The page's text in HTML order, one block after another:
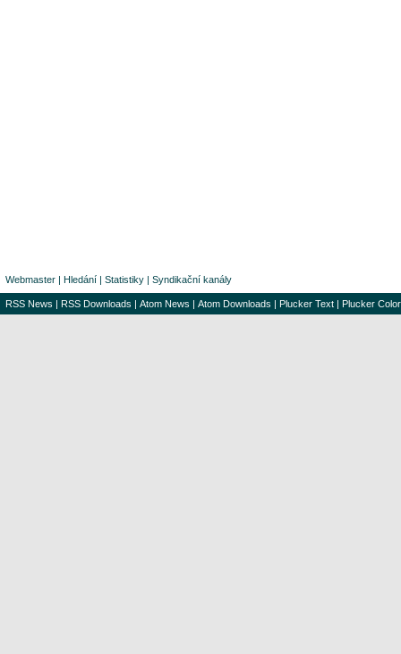
Webmaster | Hledání | Statistiky | Syndikační kanály
RSS News | RSS Downloads | Atom News | Atom Downloads | Plucker Text | Plucker Color